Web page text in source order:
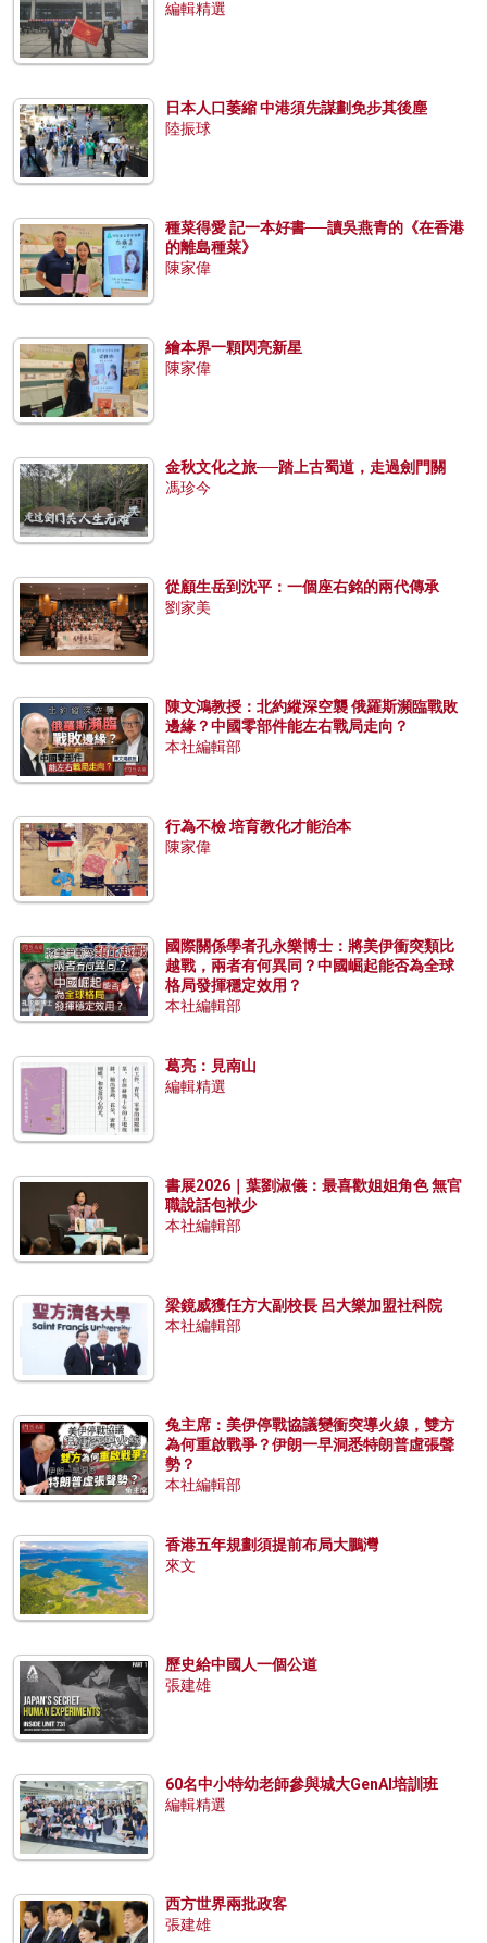
編輯精選
日本人口萎縮 中港須先謀劃免步其後塵
陸振球
種菜得愛 記一本好書──讀吳燕青的《在香港
的離島種菜》
陳家偉
繪本界一顆閃亮新星
陳家偉
金秋文化之旅──踏上古蜀道，走過劍門關
馮珍今
從顧生岳到沈平：一個座右銘的兩代傳承
劉家美
陳文鴻教授：北約縱深空襲 俄羅斯瀕臨戰敗
邊緣？中國零部件能左右戰局走向？
本社編輯部
行為不檢 培育教化才能治本
陳家偉
國際關係學者孔永樂博士：將美伊衝突類比
越戰，兩者有何異同？中國崛起能否為全球
格局發揮穩定效用？
本社編輯部
葛亮：見南山
編輯精選
書展2026｜葉劉淑儀：最喜歡姐姐角色 無官
職說話包袱少
本社編輯部
梁鏡威獲任方大副校長 呂大樂加盟社科院
本社編輯部
兔主席：美伊停戰協議變衝突導火線，雙方
為何重啟戰爭？伊朗一早洞悉特朗普虛張聲
勢？
本社編輯部
香港五年規劃須提前布局大鵬灣
來文
歷史給中國人一個公道
張建雄
60名中小特幼老師參與城大GenAI培訓班
編輯精選
西方世界兩批政客
張建雄